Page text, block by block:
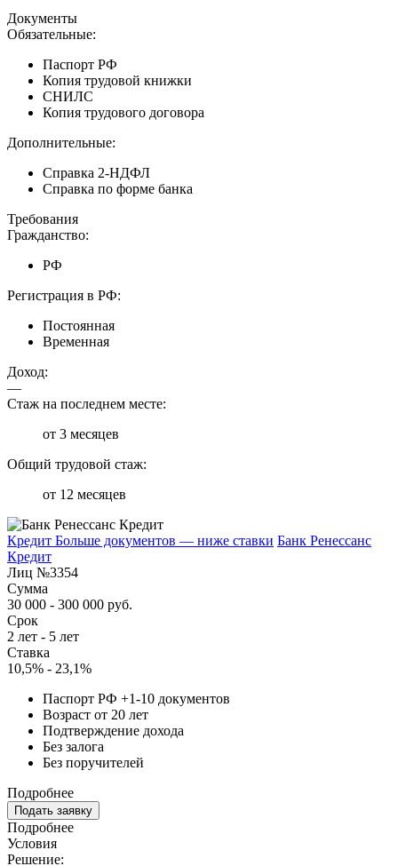
Документы
Обязательные:
Паспорт РФ
Копия трудовой книжки
СНИЛС
Копия трудового договора
Дополнительные:
Справка 2-НДФЛ
Справка по форме банка
Требования
Гражданство:
РФ
Регистрация в РФ:
Постоянная
Временная
Доход:
—
Стаж на последнем месте:
от 3 месяцев
Общий трудовой стаж:
от 12 месяцев
Кредит Больше документов — ниже ставки Банк Ренессанс
Кредит
Лиц №3354
Сумма
30 000 - 300 000 руб.
Срок
2 лет - 5 лет
Ставка
10,5% - 23,1%
Паспорт РФ +1-10 документов
Возраст от 20 лет
Подтверждение дохода
Без залога
Без поручителей
Подробнее
Подать заявку
Подробнее
Условия
Решение: